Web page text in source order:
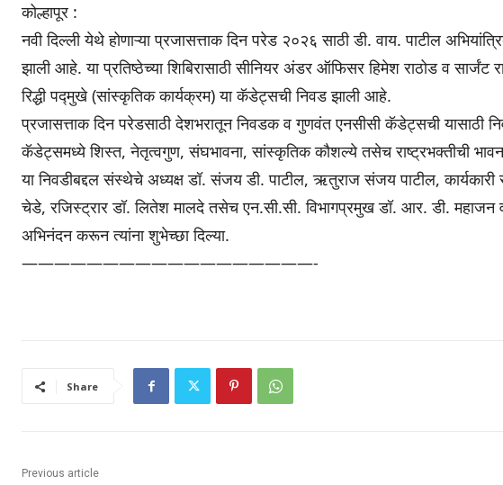
कोल्हापूर :
नवी दिल्ली येथे होणाऱ्या प्रजासत्ताक दिन परेड २०२६ साठी डी. वाय. पाटील
झाली आहे. या प्रतिष्ठेच्या शिबिरासाठी सीनियर अंडर ऑफिसर हिमेश राठोड व सार्जंट
रिद्धी पद्मुखे (सांस्कृतिक कार्यक्रम) या कॅडेट्सची निवड झाली आहे.
प्रजासत्ताक दिन परेडसाठी देशभरातून निवडक व गुणवंत एनसीसी कॅडेट्सची यासाठी
कॅडेट्समध्ये शिस्त, नेतृत्वगुण, संघभावना, सांस्कृतिक कौशल्ये तसेच राष्ट्रभक्तीची
या निवडीबद्दल संस्थेचे अध्यक्ष डॉ. संजय डी. पाटील, ऋतुराज संजय पाटील, कार्यकारी
चेडे, रजिस्ट्रार डॉ. लितेश मालदे तसेच एन.सी.सी. विभागप्रमुख डॉ. आर. डी. महाजन
अभिनंदन करून त्यांना शुभेच्छा दिल्या.
——————————————————-
Share
Previous article